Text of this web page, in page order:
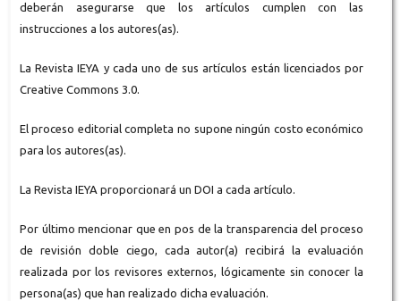
deberán asegurarse que los artículos cumplen con las
instrucciones a los autores(as).
La Revista IEYA y cada uno de sus artículos están licenciados por
Creative Commons 3.0.
El proceso editorial completa no supone ningún costo económico
para los autores(as).
La Revista IEYA proporcionará un DOI a cada artículo.
Por último mencionar que en pos de la transparencia del proceso
de revisión doble ciego, cada autor(a) recibirá la evaluación
realizada por los revisores externos, lógicamente sin conocer la
persona(as) que han realizado dicha evaluación.